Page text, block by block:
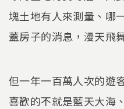
塊土地有人來測量、哪
蓋房子的消息，漫天飛
但一年一百萬人次的遊
喜歡的不就是藍天大海